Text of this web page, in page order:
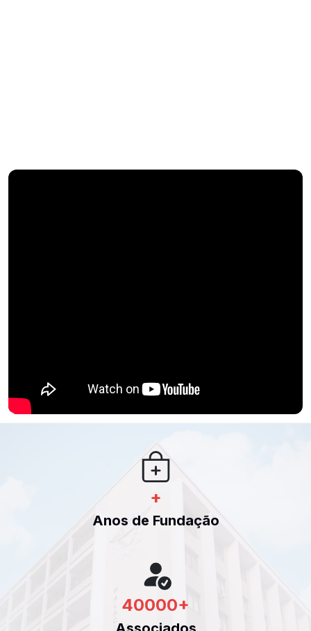
+
Anos de Fundação
40000+